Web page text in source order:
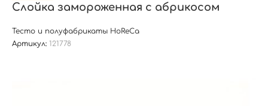
Слойка замороженная с абрикосом
Тесто и полуфабрикаты HoReCa
Артикул: 121778